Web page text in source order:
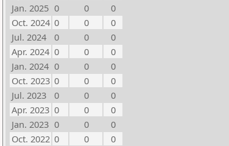
Jan. 2025 0 0
0
Oct. 2024 0 0
0
Jul. 2024
0 0
0
Apr. 2024 0 0
0
Jan. 2024 0 0
0
Oct. 2023 0 0
0
Jul. 2023
0 0
0
Apr. 2023 0 0
0
Jan. 2023 0 0
0
Oct. 2022 0 0
0